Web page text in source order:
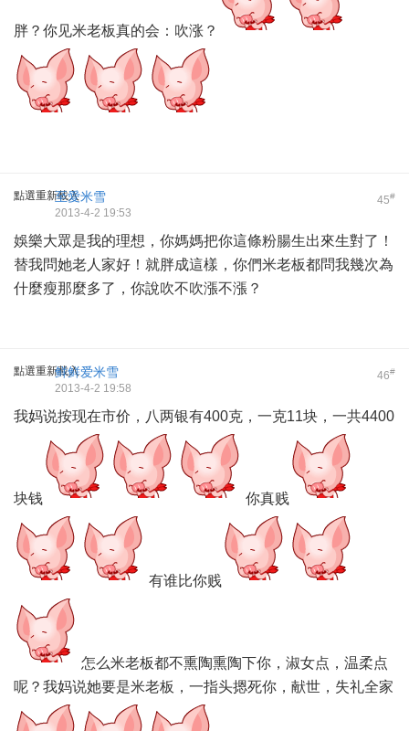
胖？你见米老板真的会：吹涨？
點選重新載入 45#
至愛米雪
2013-4-2 19:53
娛樂大眾是我的理想，你媽媽把你這條粉腸生出來生對了！
替我問她老人家好！就胖成這樣，你們米老板都問我幾次為
什麼瘦那麼多了，你說吹不吹漲不漲？
點選重新載入 46#
鲜鲜爱米雪
2013-4-2 19:58
我妈说按现在市价，八两银有400克，一克11块，一共4400
块钱 你真贱
有谁比你贱
怎么米老板都不熏陶熏陶下你，淑女点，温柔点
呢？我妈说她要是米老板，一指头摁死你，献世，失礼全家